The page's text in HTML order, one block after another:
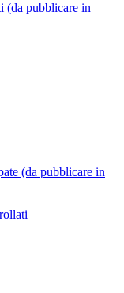
(da pubblicare in
(da pubblicare in